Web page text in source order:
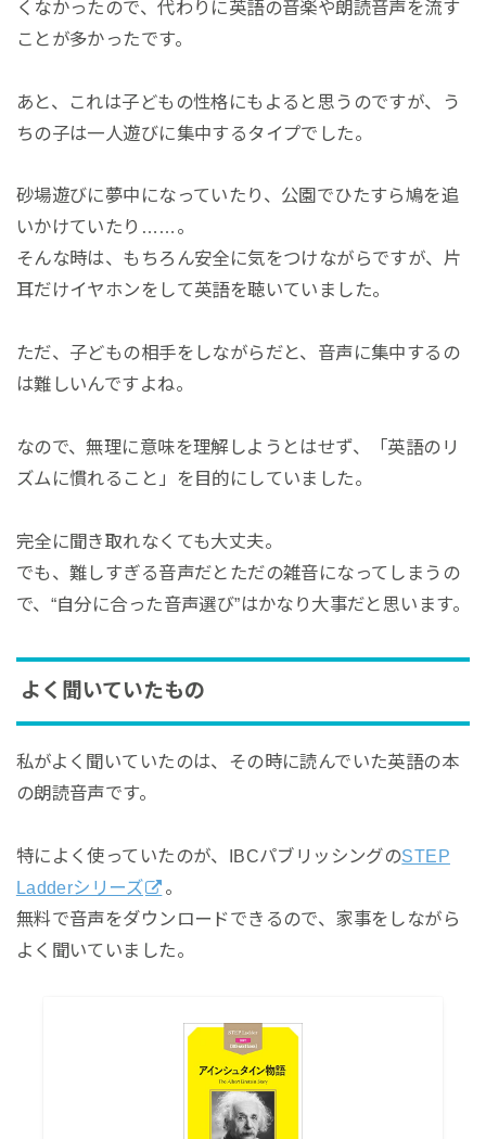
くなかったので、代わりに英語の音楽や朗読音声を流す
ことが多かったです。
あと、これは子どもの性格にもよると思うのですが、う
ちの子は一人遊びに集中するタイプでした。
砂場遊びに夢中になっていたり、公園でひたすら鳩を追
いかけていたり……。
そんな時は、もちろん安全に気をつけながらですが、片
耳だけイヤホンをして英語を聴いていました。
ただ、子どもの相手をしながらだと、音声に集中するの
は難しいんですよね。
なので、無理に意味を理解しようとはせず、「英語のリ
ズムに慣れること」を目的にしていました。
完全に聞き取れなくても大丈夫。
でも、難しすぎる音声だとただの雑音になってしまうの
で、“自分に合った音声選び”はかなり大事だと思います。
よく聞いていたもの
私がよく聞いていたのは、その時に読んでいた英語の本
の朗読音声です。
特によく使っていたのが、IBCパブリッシングのSTEP
Ladderシリーズ
。
無料で音声をダウンロードできるので、家事をしながら
よく聞いていました。